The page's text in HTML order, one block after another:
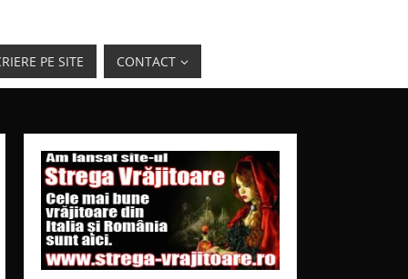
PE SITE CONTACT